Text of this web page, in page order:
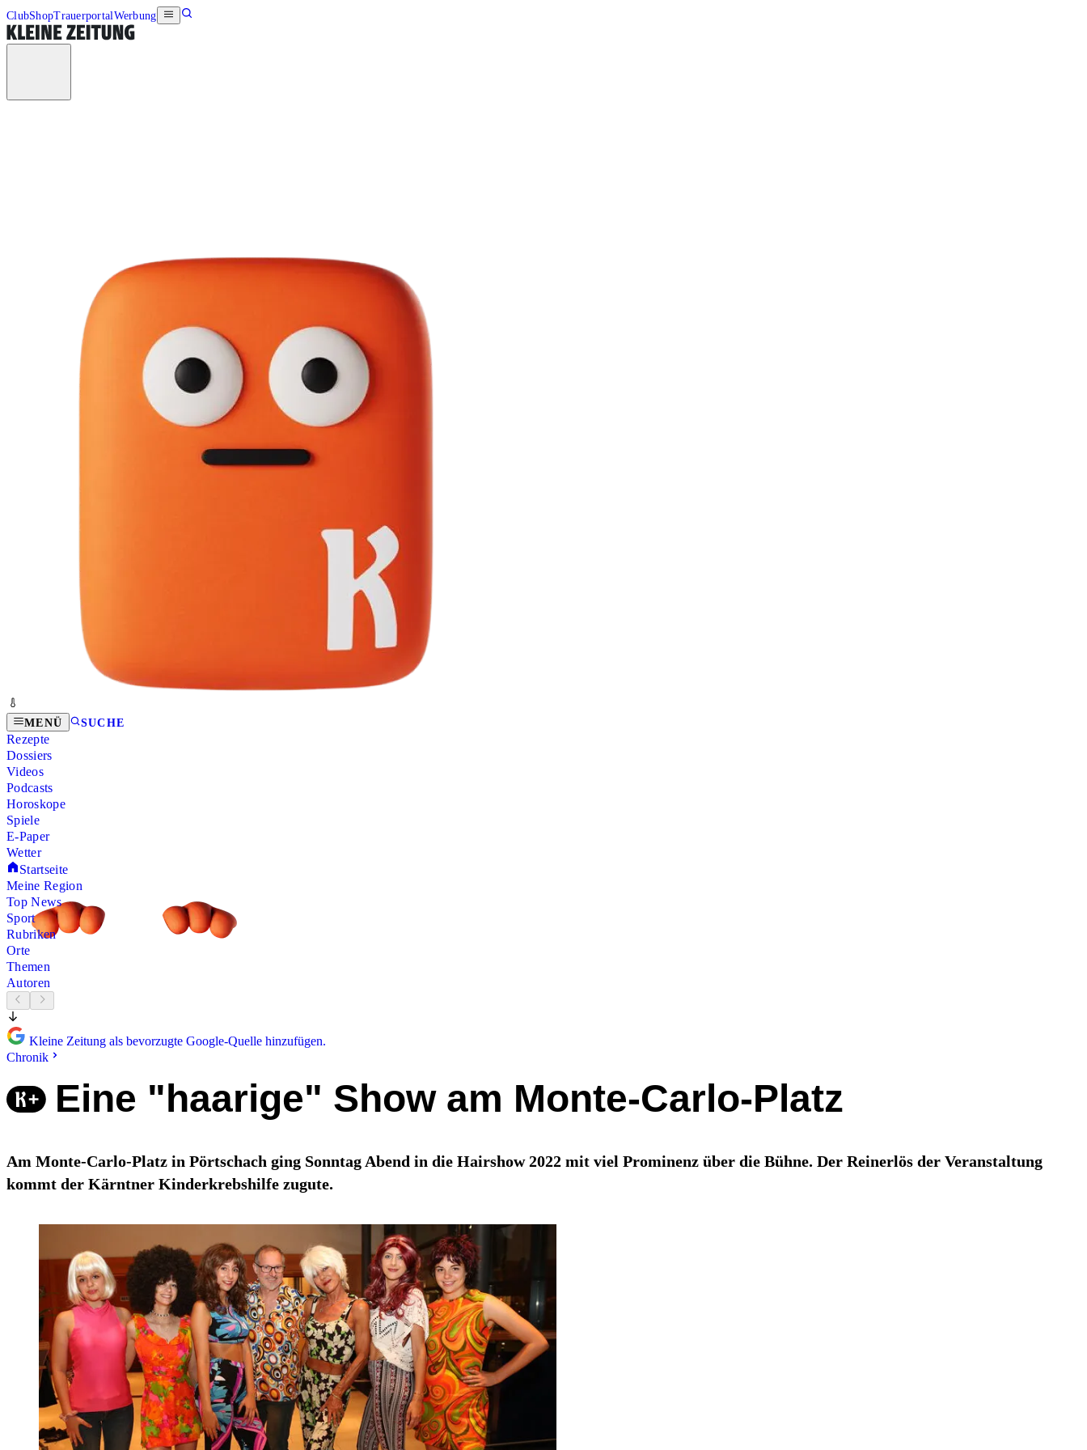
ClubShopTrauerportalWerbung
MENÜ SUCHE
Rezepte
Dossiers
Videos
Podcasts
Horoskope
Spiele
E-Paper
Wetter
Startseite
Meine Region
Top News
Sport
Rubriken
Orte
Themen
Autoren
Kleine Zeitung als bevorzugte Google-Quelle hinzufügen.
Chronik
Eine "haarige" Show am Monte-Carlo-Platz
Am Monte-Carlo-Platz in Pörtschach ging Sonntag Abend in die Hairshow 2022 mit viel Prominenz über die Bühne. Der Reinerlös der Veranstaltung
kommt der Kärntner Kinderkrebshilfe zugute.